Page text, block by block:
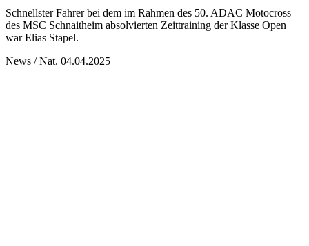
Schnellster Fahrer bei dem im Rahmen des 50. ADAC Motocross
des MSC Schnaitheim absolvierten Zeittraining der Klasse Open
war Elias Stapel.
News / Nat. 04.04.2025